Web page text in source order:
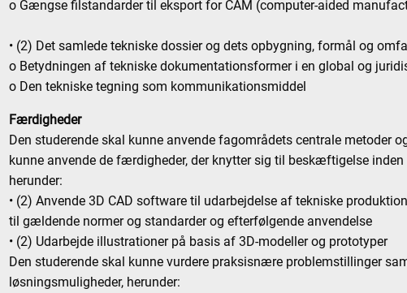
o Gængse filstandarder til eksport for CAM (computer-aided
• (2) Det samlede tekniske dossier og dets opbygning, formål og
o Betydningen af tekniske dokumentationsformer i en global og
o Den tekniske tegning som kommunikationsmiddel
Færdigheder
Den studerende skal kunne anvende fagområdets centrale metoder
kunne anvende de færdigheder, der knytter sig til beskæftigelse inden
herunder:
• (2) Anvende 3D CAD software til udarbejdelse af tekniske
til gældende normer og standarder og efterfølgende anvendelse
• (2) Udarbejde illustrationer på basis af 3D-modeller og prototyper
Den studerende skal kunne vurdere praksisnære problemstillinger
løsningsmuligheder, herunder: